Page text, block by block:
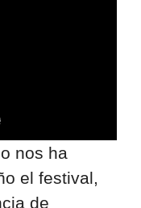
nos ha
el festival,
de